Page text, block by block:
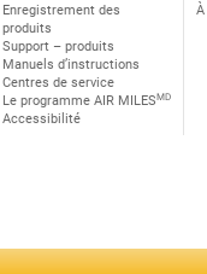
Enregistrement des
produits
Support – produits
Manuels d’instructions
Centres de service
Le programme AIR MILESMD
Accessibilité